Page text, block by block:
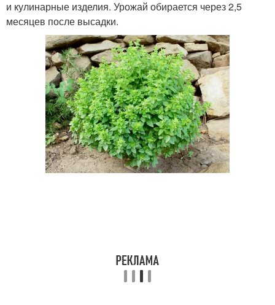
и кулинарные изделия. Урожай обирается через 2,5
месяцев после высадки.